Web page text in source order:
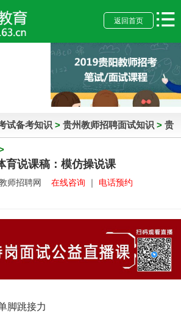
返回首页
试备考知识 > 贵州教师招聘面试知识 > 贵
育说课稿：模仿操说课
师招聘网 在线咨询 ｜ 电话预约
跳接力